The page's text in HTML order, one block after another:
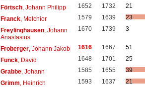
Förtsch, Johann Philipp 1652 1732
21
Franck, Melchior 1579 1639
23
Freylinghausen, Johann
Anastasius
1670 1739 3
Froberger, Johann Jakob 1616 1667
51
Funck, David 1648 1701
25
Grabbe, Johann 1585 1655
39
Grimm , Heinrich 1593 1637
21